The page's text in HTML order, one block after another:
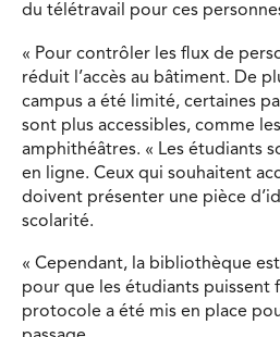
du télétravail pour ces
« Pour contrôler les flux de
réduit l’accès au bâtiment. De
campus a été limité, certaines
sont plus accessibles, comme
amphithéâtres. « Les étudiants
en ligne. Ceux qui souhaitent
doivent présenter une pièce
scolarité.
« Cependant, la bibliothèque
pour que les étudiants puissent
protocole a été mis en place